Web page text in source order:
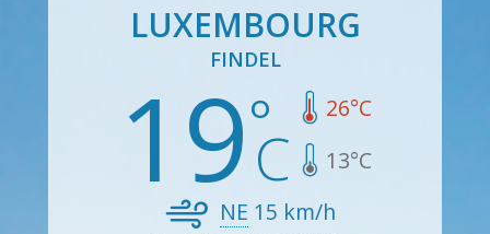
LUXEMBOURG
FINDEL
19 26°C
13°C
NE 15 km/h